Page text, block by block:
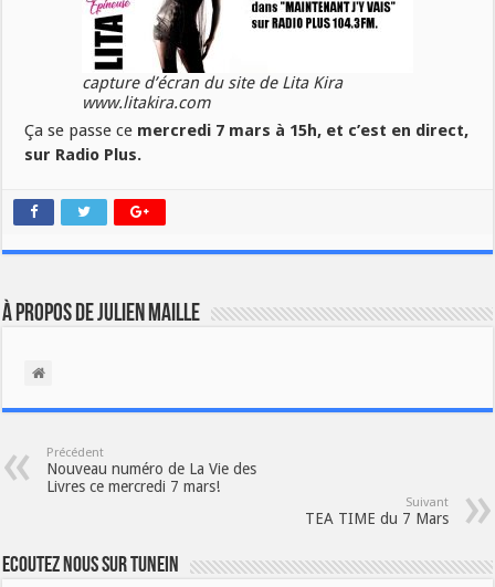
capture d’écran du site de Lita Kira
www.litakira.com
Ça se passe ce mercredi 7 mars à 15h, et c’est en direct,
sur Radio Plus.
À propos de Julien Maille
Précédent
Nouveau numéro de La Vie des
Livres ce mercredi 7 mars!
Suivant
TEA TIME du 7 Mars
Ecoutez nous sur TuneIn